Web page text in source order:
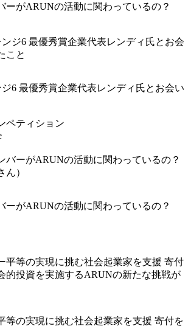
ーがARUNの活動に関わっているの？
6 最優秀賞企業代表レンディ氏とお会い
ペティション
ーがARUNの活動に関わっているの？
等の実現に挑む社会起業家を支援 寄付を